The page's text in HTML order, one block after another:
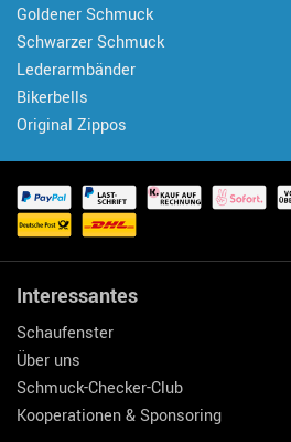
Goldener Schmuck
Schwarzer Schmuck
Lederarmbänder
Bikerbells
Original Zippos
Interessantes
Schaufenster
Über uns
Schmuck-Checker-Club
Kooperationen & Sponsoring